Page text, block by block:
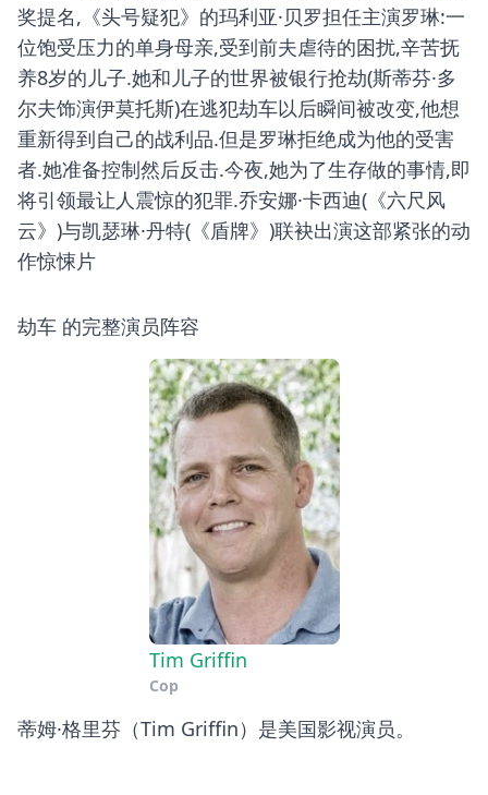
奖提名,《头号疑犯》的玛利亚·贝罗担任主演罗琳:一
位饱受压力的单身母亲,受到前夫虐待的困扰,辛苦抚
养8岁的儿子.她和儿子的世界被银行抢劫(斯蒂芬·多
尔夫饰演伊莫托斯)在逃犯劫车以后瞬间被改变,他想
重新得到自己的战利品.但是罗琳拒绝成为他的受害
者.她准备控制然后反击.今夜,她为了生存做的事情,即
将引领最让人震惊的犯罪.乔安娜·卡西迪(《六尺风
云》)与凯瑟琳·丹特(《盾牌》)联袂出演这部紧张的动
作惊悚片
劫车 的完整演员阵容
Tim Griffin
Cop
蒂姆·格里芬（Tim Griffin）是美国影视演员。